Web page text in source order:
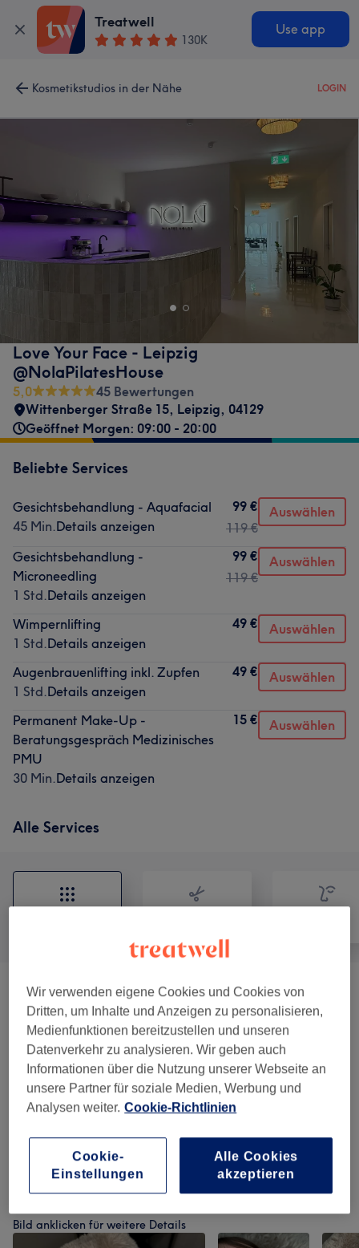
Treatwell
130K
Use app
Kosmetikstudios in der Nähe LOGIN
Love Your Face - Leipzig
@NolaPilatesHouse
5,0
45 Bewertungen
Wittenberger Straße 15, Leipzig, 04129
Geöffnet Morgen: 09:00 - 20:00
Beliebte Services
Gesichtsbehandlung - Aquafacial
45 Min.Details anzeigen
99 €
119 €
Auswählen
Gesichtsbehandlung -
Microneedling
1 Std.Details anzeigen
99 €
119 €
Auswählen
Wimpernlifting
1 Std.Details anzeigen
49 € Auswählen
Augenbrauenlifting inkl. Zupfen
1 Std.Details anzeigen
49 € Auswählen
Permanent Make-Up -
Beratungsgespräch Medizinisches
PMU
30 Min.Details anzeigen
15 € Auswählen
Alle Services
Lash-und Browliftings (4) ab 19 €
Beratungsgespräche Permanent Make-Up (3)
Permanent Make-Up (5 ) ab 349 €
Make-Up ( 3)
Gesichtsbehandlungen ab 25 €
Bild anklicken für weitere Details
Wir verwenden eigene Cookies und Cookies von
Dritten, um Inhalte und Anzeigen zu personalisieren,
Medienfunktionen bereitzustellen und unseren
Datenverkehr zu analysieren. Wir geben auch
Informationen über die Nutzung unserer Webseite an
unsere Partner für soziale Medien, Werbung und
Analysen weiter. Cookie-Richtlinien
Cookie-
Einstellungen
Alle Cookies
akzeptieren